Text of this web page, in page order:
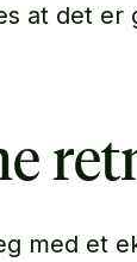
at det er
med et